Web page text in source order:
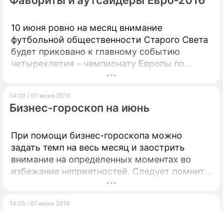
10 июня ровно на месяц внимание
футбольной общественности Старого Света
будет приковано к главному событию
четырехлетия – чемпионату Европы по
футболу. В 10 часов вечера по Москве на
стартовый свисток, который даст старт
континентальному первенству. Традиционно
болельщики и эксперты пытаются угадать
имя победителя. Дни.Ру решили не
оставаться в стороне и предлагают
порассуждать о шансах сборных примерить
европейскую футбольную корону.
14:00 / 01 июня 2016
Бизнес-гороскоп на июнь
При помощи бизнес-гороскопа можно
задать темп на весь месяц и заострить
внимание на определенных моментах во
избежание неприятностей. Следует помнить,
что успех в бизнесе прежде всего зависит от
целеустремленности, советует астролог
14:05 / 01 июня 2016